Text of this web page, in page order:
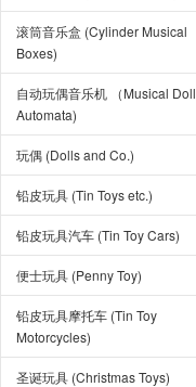
滚筒音乐盒 (Cylinder Musical
Boxes)
自动玩偶音乐机 （Musical Doll
Automata)
玩偶 (Dolls and Co.)
铅皮玩具 (Tin Toys etc.)
铅皮玩具汽车 (Tin Toy Cars)
便士玩具 (Penny Toy)
铅皮玩具摩托车 (Tin Toy
Motorcycles)
圣诞玩具 (Christmas Toys)